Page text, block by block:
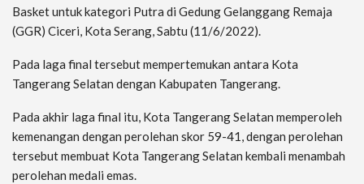
Basket untuk kategori Putra di Gedung Gelanggang Remaja
(GGR) Ciceri, Kota Serang, Sabtu (11/6/2022).
Pada laga final tersebut mempertemukan antara Kota
Tangerang Selatan dengan Kabupaten Tangerang.
Pada akhir laga final itu, Kota Tangerang Selatan memperoleh
kemenangan dengan perolehan skor 59-41, dengan perolehan
tersebut membuat Kota Tangerang Selatan kembali menambah
perolehan medali emas.